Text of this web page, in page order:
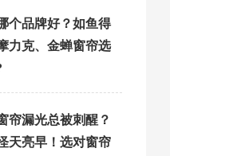
个品牌好？如鱼得
力克、金蝉窗帘选
帘漏光总被刺醒？
天亮早！选对窗帘